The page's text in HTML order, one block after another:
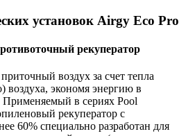
установок Airgy Eco Pro
рекуператор
воздух за счет тепла
воздуха, экономя энергию в
в сериях Pool
рекуператор с
60% специально разработан для